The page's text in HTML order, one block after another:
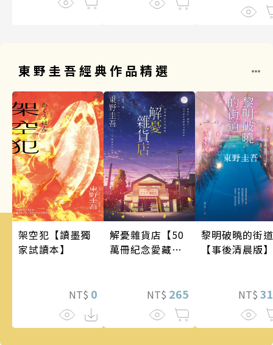
東野圭吾經典作品精選
架空犯【讀墨獨
家試讀本】
NT$ 0
解憂雜貨店【50
萬冊紀念愛藏
NT$ 265
黎明破曉的街道
【事後清晨版】
NT$